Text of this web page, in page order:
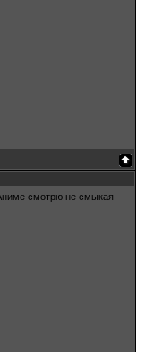
смотрю не смыкая